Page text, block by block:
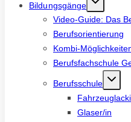
Bildungsgänge
Video-Guide: Das
Berufsorientierung
Kombi-
Berufsfachschule
Berufsschule
Glaser/in